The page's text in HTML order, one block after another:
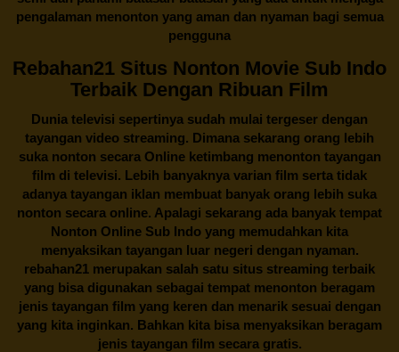
pengalaman menonton yang aman dan nyaman bagi semua
pengguna
Rebahan21 Situs Nonton Movie Sub Indo
Terbaik Dengan Ribuan Film
Dunia televisi sepertinya sudah mulai tergeser dengan
tayangan video streaming. Dimana sekarang orang lebih
suka nonton secara Online ketimbang menonton tayangan
film di televisi. Lebih banyaknya varian film serta tidak
adanya tayangan iklan membuat banyak orang lebih suka
nonton secara online. Apalagi sekarang ada banyak tempat
Nonton Online Sub Indo yang memudahkan kita
menyaksikan tayangan luar negeri dengan nyaman.
rebahan21 merupakan salah satu situs streaming terbaik
yang bisa digunakan sebagai tempat menonton beragam
jenis tayangan film yang keren dan menarik sesuai dengan
yang kita inginkan. Bahkan kita bisa menyaksikan beragam
jenis tayangan film secara gratis.